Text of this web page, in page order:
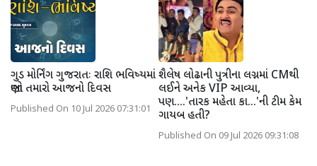
ગુડ મોર્નિંગ ગુજરાતઃ રાશિ ભવિષ્યમાં
જાણો તમારો આજનો દિવસ
Published On 10 Jul 2026 07:31:01
શૈલેષ લોઢાની પુત્રીના લગ્નમાં CMથી
લઈને અનેક VIP આવ્યા,
પણ....'તારક મહેતા કા...'ની ટીમ કેમ
ગાયબ હતી?
Published On 09 Jul 2026 09:31:08